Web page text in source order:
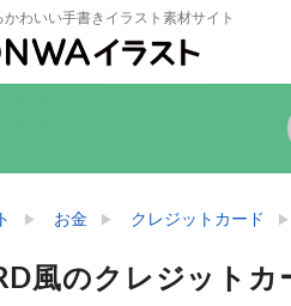
わいい手書きイラスト素材サイト
お金 クレジットカード
風のクレジット